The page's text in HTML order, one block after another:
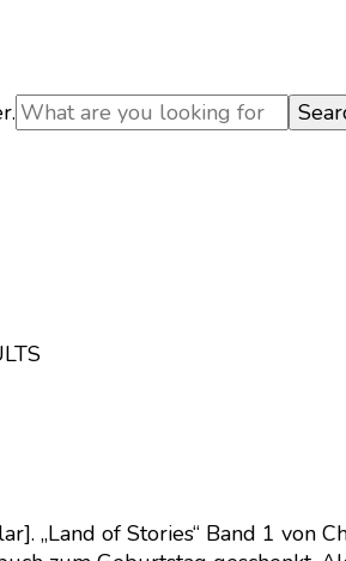
„Land of Stories“ Band 1